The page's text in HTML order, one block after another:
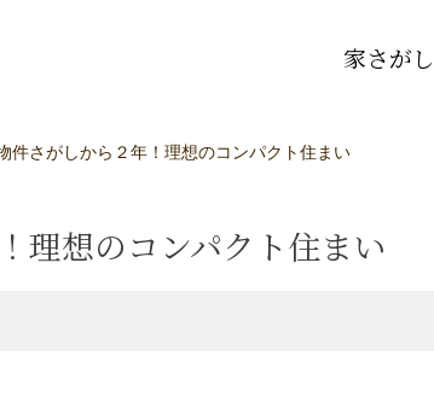
家さがし
件さがしから２年！理想のコンパクト住まい
理想のコンパクト住まい